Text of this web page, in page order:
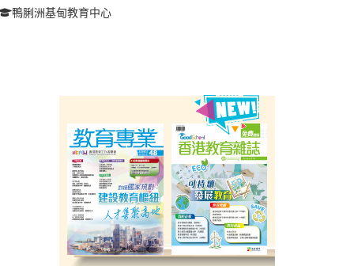
鴨脷洲基甸教育中心